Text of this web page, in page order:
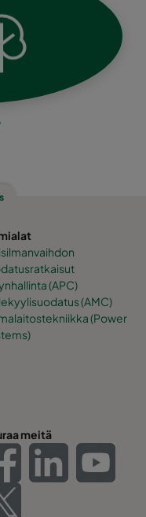
(APC)
(AMC)
(Power
meitä